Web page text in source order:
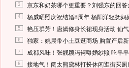
3 京东和奶茶哪个更重要？刘强东的回答
4 杨威晒照庆祝结婚8周年 杨阳洋轻抚妈
5 艳压群芳！唐嫣修身长裙现身活动 仙
6 独家：姚晨带小土豆逛商场 购置产后
7 成都风味！张靓颖冯轲曝婚纱照 吃串
8 接地气！阔太熊黛林打扮休闲逛街买厕